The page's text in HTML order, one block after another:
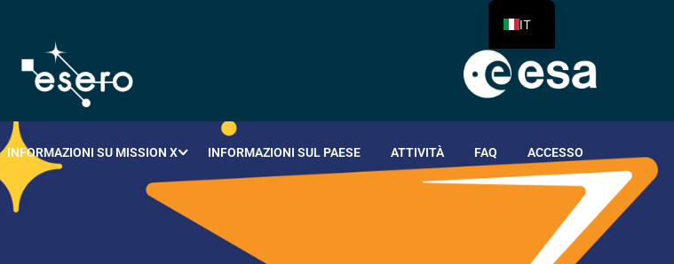
INFORMAZIONI SU MISSION X INFORMAZIONI SUL PAESE ATTIVITÀ FAQ ACCESSO
IT